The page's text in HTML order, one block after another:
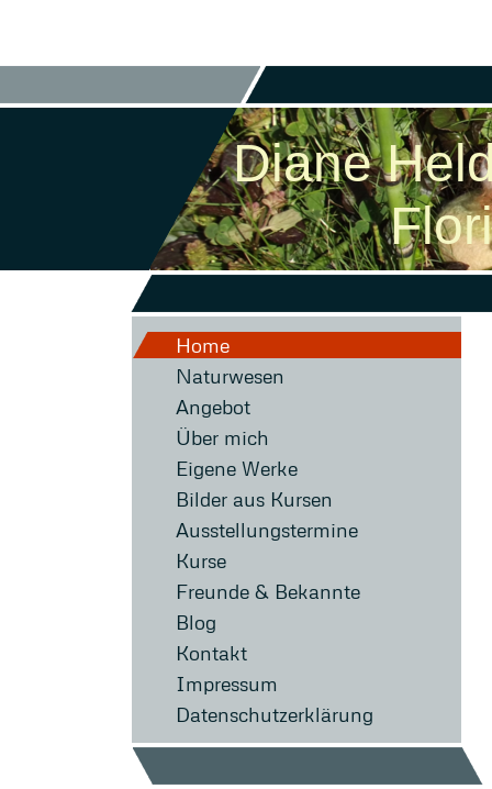
Diane
Floristin
Home
Naturwesen
Angebot
Über mich
Eigene Werke
Bilder aus Kursen
Ausstellungstermine
Kurse
Freunde & Bekannte
Blog
Kontakt
Impressum
Datenschutzerklärung